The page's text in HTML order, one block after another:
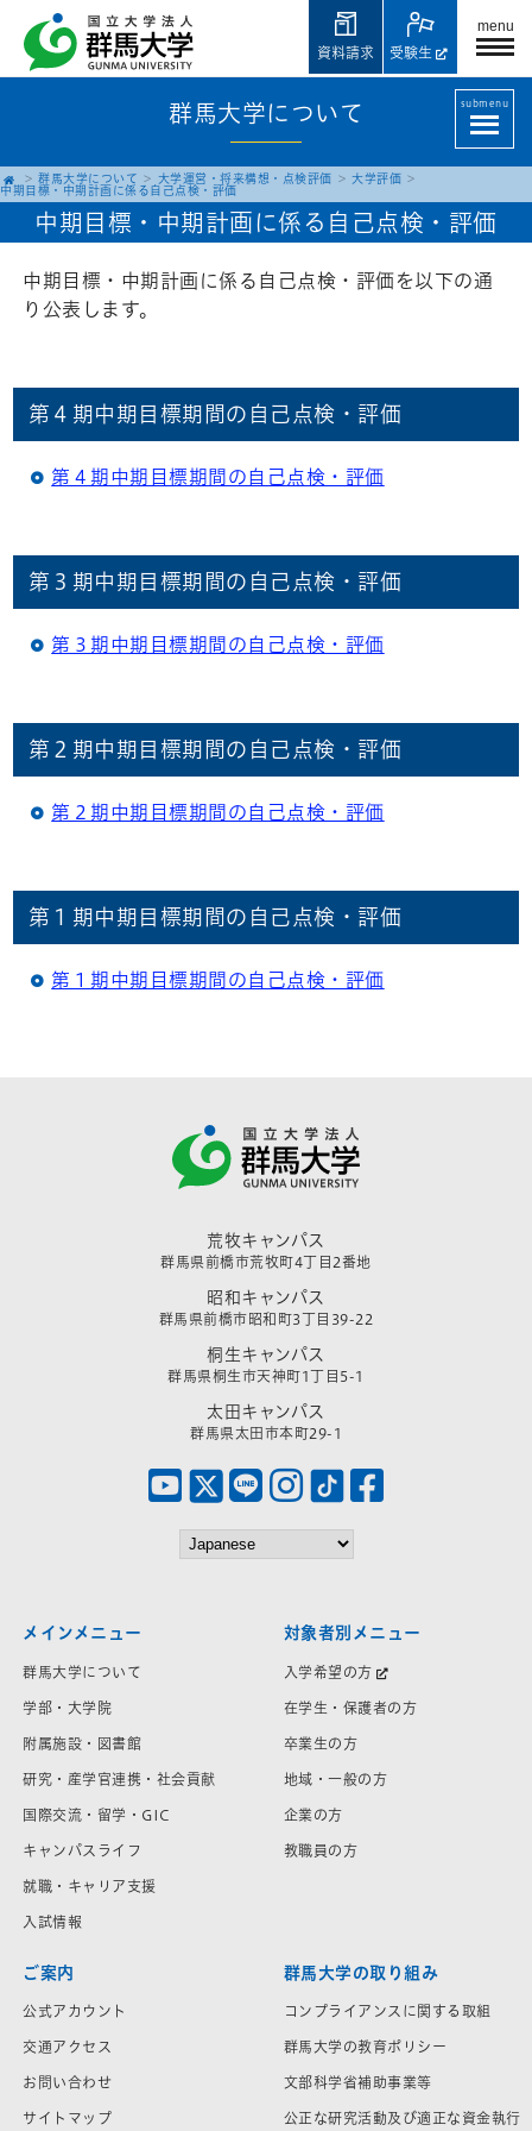
menu
受験生
資料請求
群馬大学について submenu
群馬大学について 大学運営・将来構想・点検評価
大学評価
中期目標・中期計画に係る自己点検・評価
中期目標・中期計画に係る自己点検・評価
中期目標・中期計画に係る自己点検・評価を以下の通
り公表します。
第４期中期目標期間の自己点検・評価
第４期中期目標期間の自己点検・評価
第３期中期目標期間の自己点検・評価
第３期中期目標期間の自己点検・評価
第２期中期目標期間の自己点検・評価
第２期中期目標期間の自己点検・評価
第１期中期目標期間の自己点検・評価
第１期中期目標期間の自己点検・評価
荒牧キャンパス
群馬県前橋市荒牧町4丁目2番地
昭和キャンパス
群馬県前橋市昭和町3丁目39-22
桐生キャンパス
群馬県桐生市天神町1丁目5-1
太田キャンパス
群馬県太田市本町29-1
メインメニュー
群馬大学について
学部・大学院
附属施設・図書館
研究・産学官連携・社会貢献
国際交流・留学・GIC
キャンパスライフ
就職・キャリア支援
入試情報
対象者別メニュー
入学希望の方
在学生・保護者の方
卒業生の方
地域・一般の方
企業の方
教職員の方
ご案内
公式アカウント
交通アクセス
お問い合わせ
サイトマップ
群馬大学の取り組み
コンプライアンスに関する取組
群馬大学の教育ポリシー
文部科学省補助事業等
公正な研究活動及び適正な資金執行